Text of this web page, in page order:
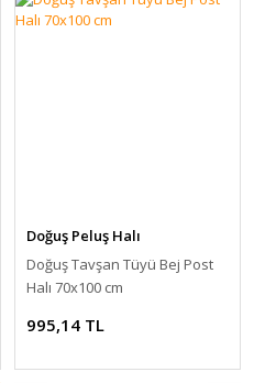
Doğuş Peluş Halı
Doğuş Tavşan Tüyü Bej Post
Halı 70x100 cm
995,14 TL